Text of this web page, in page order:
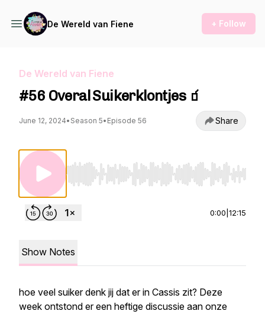
De Wereld van Fiene + Follow
De Wereld van Fiene
#56 Overal Suikerklontjes 🧃
June 12, 2024• Season 5• Episode 56 Share
Use Left/Right to seek, Home/End to jump to
0:00 12:15
Show Notes
hoe veel suiker denk jij dat er in Cassis zit? Deze
week ontstond er een heftige discussie aan onze